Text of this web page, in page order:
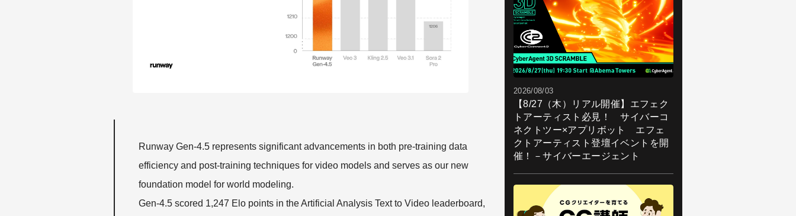
Runway Gen-4.5 represents significant advancements in both pre-training data
efficiency and post-training techniques for video models and serves as our new
foundation model for world modeling.
Gen-4.5 scored 1,247 Elo points in the Artificial Analysis Text to Video leaderboard,
2026/08/03
【8/27（木）リアル開催】エフェク
トアーティスト必見！ サイバーコ
ネクトツー×アプリボット エフェ
クトアーティスト登壇イベントを開
催！－サイバーエージェント